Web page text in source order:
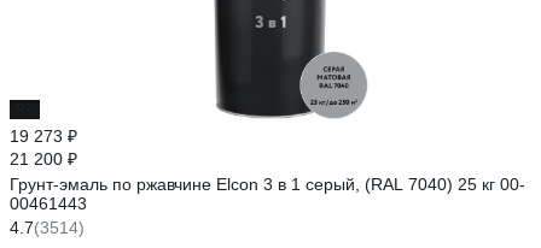
19 273 ₽
21 200 ₽
Грунт-эмаль по ржавчине Elcon 3 в 1 серый, (RAL 7040) 25 кг 00-
00461443
4.7(3514)